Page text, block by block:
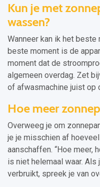
Kun je met
wassen?
Wanneer kan ik het beste
beste moment is de
moment dat de
algemeen overdag. Zet
of afwasmachine juist op
Hoe meer
Overweeg je om
je je misschien af
aanschaffen. “Hoe meer,
is niet helemaal waar.
verbruikt, spreek je van